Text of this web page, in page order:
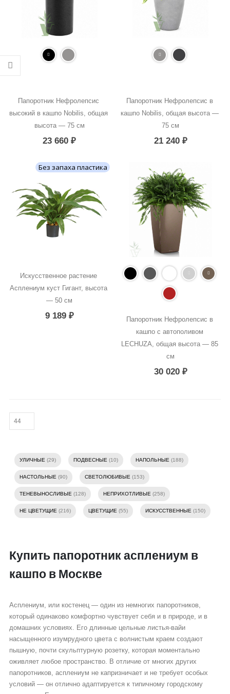
Папоротник Нефролепсис
высокий в кашпо Nobilis, общая
высота — 75 см
23 660₽
Папоротник Нефролепсис в
кашпо Nobilis, общая высота —
75 см
21 240 ₽
Без запаха пластика
Искусственное растение
Асплениум куст Гигант, высота
— 50 см
9 189 ₽
Папоротник Нефролепсис в
кашпо с автополивом
LECHUZA, общая высота — 85
см
30 020 ₽
УЛИЧНЫЕ (29) ПОДВЕСНЫЕ (10) НАПОЛЬНЫЕ (188)
НАСТОЛЬНЫЕ (90) СВЕТОЛЮБИВЫЕ (153)
ТЕНЕВЫНОСЛИВЫЕ (128) НЕПРИХОТЛИВЫЕ (258)
НЕ ЦВЕТУЩИЕ (216) ЦВЕТУЩИЕ (55) ИСКУССТВЕННЫЕ (150)
Купить папоротник асплениум в
кашпо в Москве
Асплениум, или костенец — один из немногих папоротников,
который одинаково комфортно чувствует себя и в природе, и в
домашних условиях. Его длинные цельные листья-вайи
насыщенного изумрудного цвета с волнистым краем создают
пышную, почти скульптурную розетку, которая моментально
оживляет любое пространство. В отличие от многих других
папоротников, асплениум не капризничает и не требует особых
условий — он отлично адаптируется к типичному городскому